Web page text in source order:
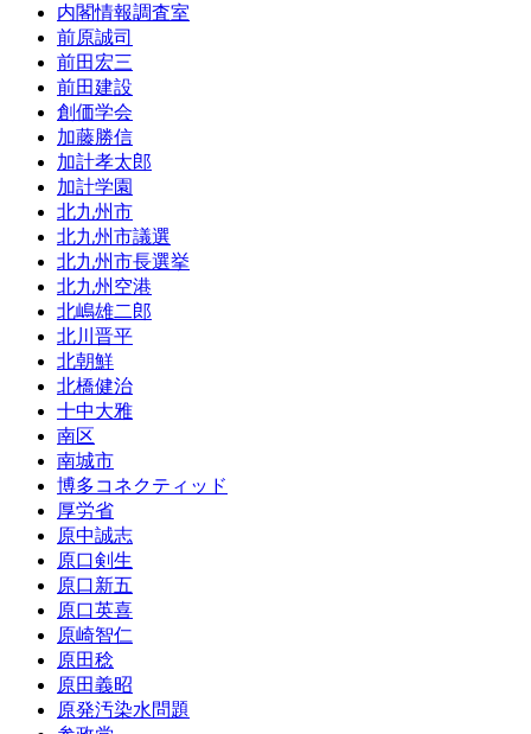
内閣情報調査室
前原誠司
前田宏三
前田建設
創価学会
加藤勝信
加計孝太郎
加計学園
北九州市
北九州市議選
北九州市長選挙
北九州空港
北嶋雄二郎
北川晋平
北朝鮮
北橋健治
十中大雅
南区
南城市
博多コネクティッド
厚労省
原中誠志
原口剣生
原口新五
原口英喜
原崎智仁
原田稔
原田義昭
原発汚染水問題